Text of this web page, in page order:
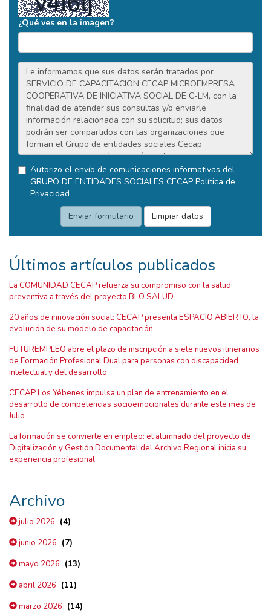
¿Qué ves en la imagen?
Autorizo el envío de comunicaciones informativas del
GRUPO DE ENTIDADES SOCIALES CECAP Política de
Privacidad
Últimos artículos publicados
La COMUNIDAD CECAP refuerza su compromiso con la salud
preventiva a través del proyecto BLO SALUD
20 años de innovación social: CECAP presenta ESPACIO ABIERTO, la
evolución de su modelo de capacitación
FUTUREMPLEO abre el plazo de inscripción a siete nuevos itinerarios
de Formación Profesional Dual para personas con discapacidad
intelectual y del desarrollo
CECAP Los Yébenes impulsa un plan de entrenamiento en el
desarrollo de competencias socioemocionales durante este mes de
Julio
La formación se convierte en empleo: el alumnado del proyecto de
Digitalización y Gestión Documental del Archivo Regional inicia su
experiencia profesional
Archivo
julio 2026 (4)
junio 2026 (7)
mayo 2026 (13)
abril 2026 (11)
marzo 2026 (14)